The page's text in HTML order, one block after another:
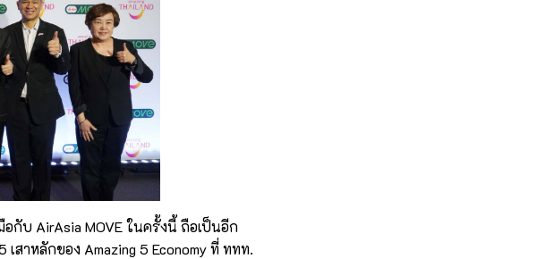
อกับ AirAsia MOVE ในครั้งนี้ ถือเป็นอีก
สาหลักของ Amazing 5 Economy ที่ ททท.